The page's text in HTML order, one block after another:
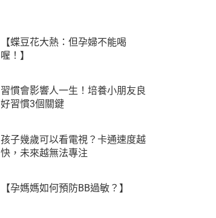
【蝶豆花大熱：但孕婦不能喝
喔！】
習慣會影響人一生！培養小朋友良
好習慣3個關鍵
孩子幾歲可以看電視？卡通速度越
快，未來越無法專注
【孕媽媽如何預防BB過敏？】